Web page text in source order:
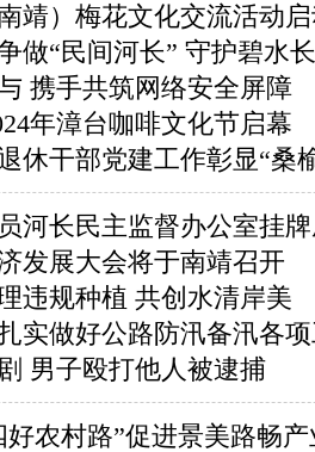
靖）梅花文化交流活动
做“民间河长” 守护碧水
携手共筑网络安全屏障
年漳台咖啡文化节启幕
休干部党建工作彰显“桑
河长民主监督办公室挂
发展大会将于南靖召开
违规种植 共创水清岸美
实做好公路防汛备汛各
男子殴打他人被逮捕
好农村路”促进景美路畅